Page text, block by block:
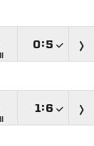
:
: